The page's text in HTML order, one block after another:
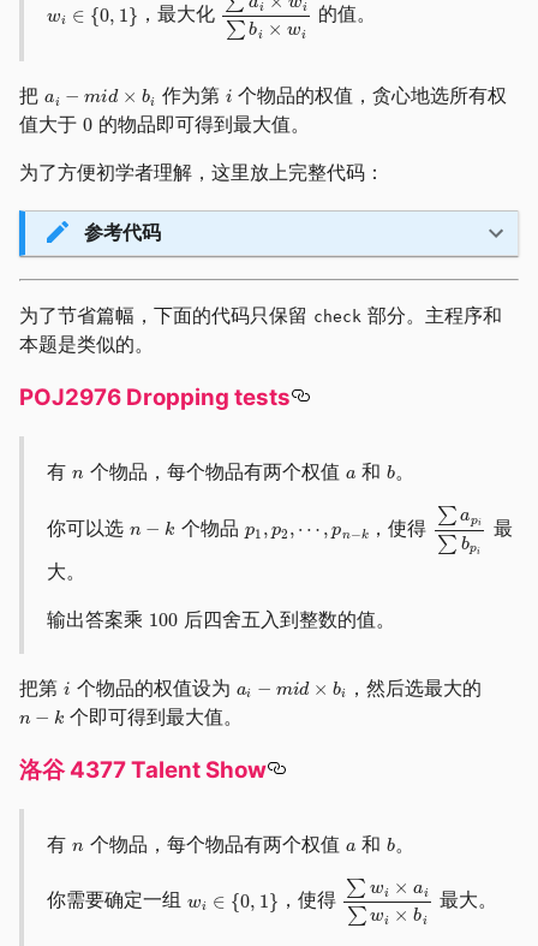
，最大化
的值。
把 作为第
个物品的权值，贪心地选所有权
值大于
的物品即可得到最大值。
为了方便初学者理解，这里放上完整代码：
参考代码
为了节省篇幅，下面的代码只保留 check 部分。主程序和
本题是类似的。
POJ2976 Dropping tests
有 个物品，每个物品有两个权值 和 。
你可以选 个物品 ，使得
最
大。
输出答案乘
后四舍五入到整数的值。
把第 个物品的权值设为
，然后选最大的
个即可得到最大值。
洛谷 4377 Talent Show
有 个物品，每个物品有两个权值 和 。
你需要确定一组 ，使得 最大。